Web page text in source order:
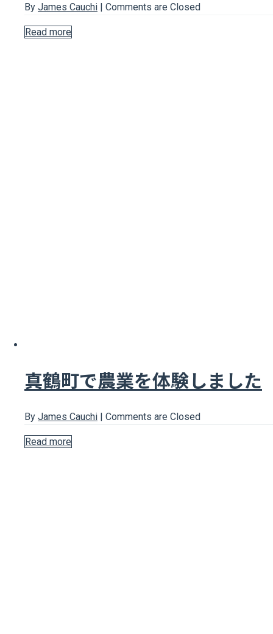
By James Cauchi | Comments are Closed
Read more
真鶴町で農業を体験しました
By James Cauchi Comments are Closed
Read more